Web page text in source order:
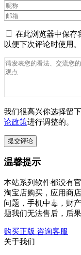
在此浏览器中保存
以便下次评论时使用。
我们很高兴你选择留
论政策进行调整的。
温馨提示
本站系列软件都没有
淘宝店购买，应用商
问题，手机中毒，财
题我们无法售后，后
购买正版 咨询客服
关于我们